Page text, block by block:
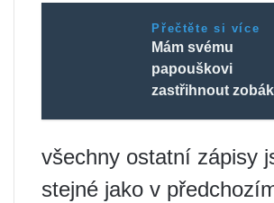
Přečtěte si více
Mám svému
papouškovi
zastřihnout
všechny ostatní zápisy
stejné jako v